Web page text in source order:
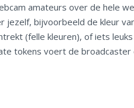
amateurs over de hele
bijvoorbeeld de kleur
(felle kleuren), of iets
tokens voert de